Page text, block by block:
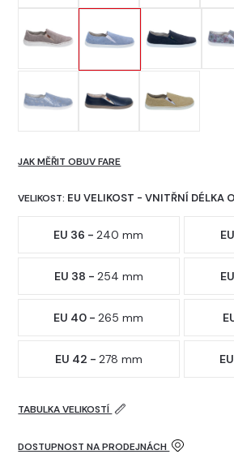
VELIKOST: EU VELIKOST - VNITŘNÍ DÉLKA
JAK MĚŘIT OBUV FARE
EU 36 -240 mm
EU 38 - 254 mm
EU 40 -265 mm
EU 42 - 278 mm
TABULKA VELIKOSTÍ
DOSTUPNOST NA PRODEJNÁCH